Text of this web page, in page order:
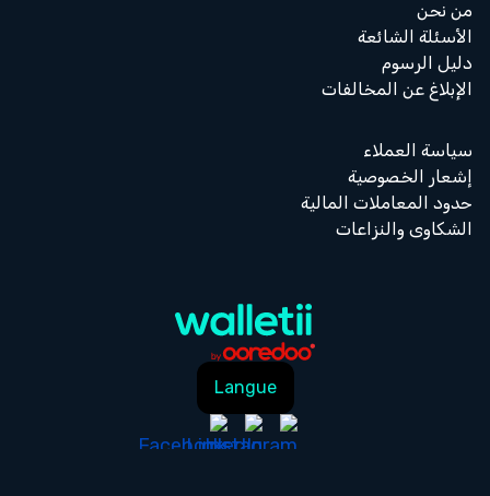
من نحن
الأسئلة الشائعة
دليل الرسوم
الإبلاغ عن المخالفات
سياسة العملاء
إشعار الخصوصية
حدود المعاملات المالية
الشكاوى والنزاعات
Langue